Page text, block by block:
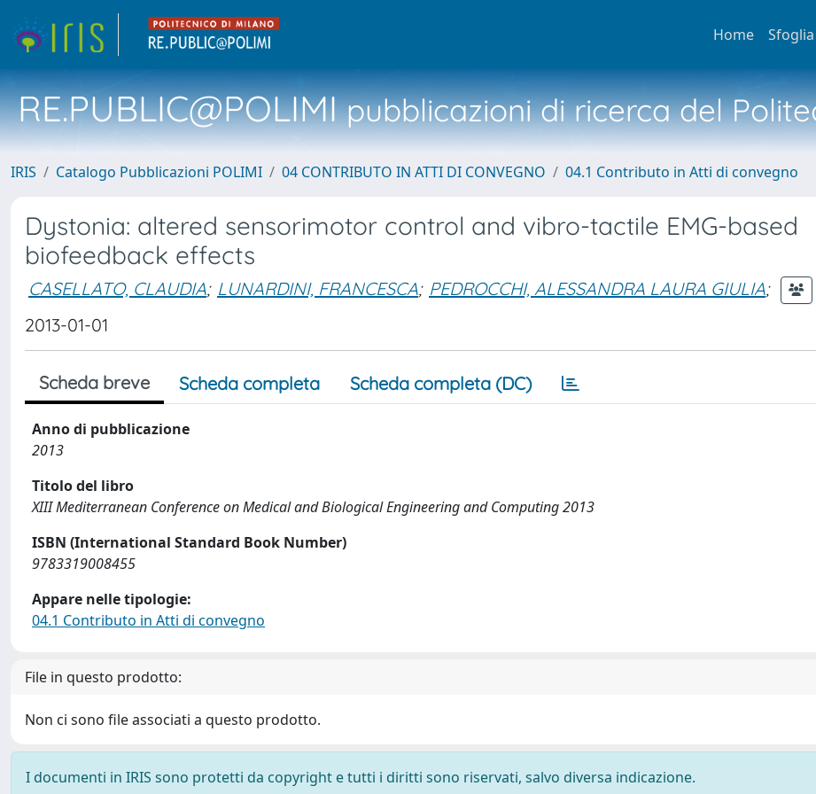
Home Sfoglia
RE.PUBLIC@POLIMIpubblicazioni di ricerca del
IRIS Catalogo Pubblicazioni POLIMI 04 CONTRIBUTO IN ATTI DI CONVEGNO 04.1 Contributo in Atti di convegno
Dystonia: altered sensorimotor control and vibro-tactile EMG-based
biofeedback effects
CASELLATO, CLAUDIA; LUNARDINI, FRANCESCA; PEDROCCHI, ALESSANDRA LAURA GIULIA;
2013-01-01
Scheda breve Scheda completa Scheda completa (DC)
Anno di pubblicazione
2013
Titolo del libro
XIII Mediterranean Conference on Medical and Biological Engineering and Computing 2013
ISBN (International Standard Book Number)
9783319008455
Appare nelle tipologie:
04.1 Contributo in Atti di convegno
File in questo prodotto:
Non ci sono file associati a questo prodotto.
I documenti in IRIS sono protetti da copyright e tutti i diritti sono riservati, salvo diversa indicazione.